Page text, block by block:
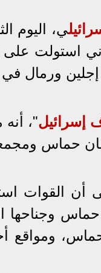
ي، اليوم
استولت على
ورمال في
إسرائيل"،
حماس
أن القوات
وجناحها
ومواقع